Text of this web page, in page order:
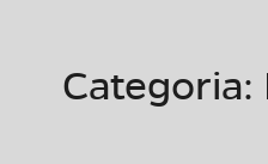
Categoria: